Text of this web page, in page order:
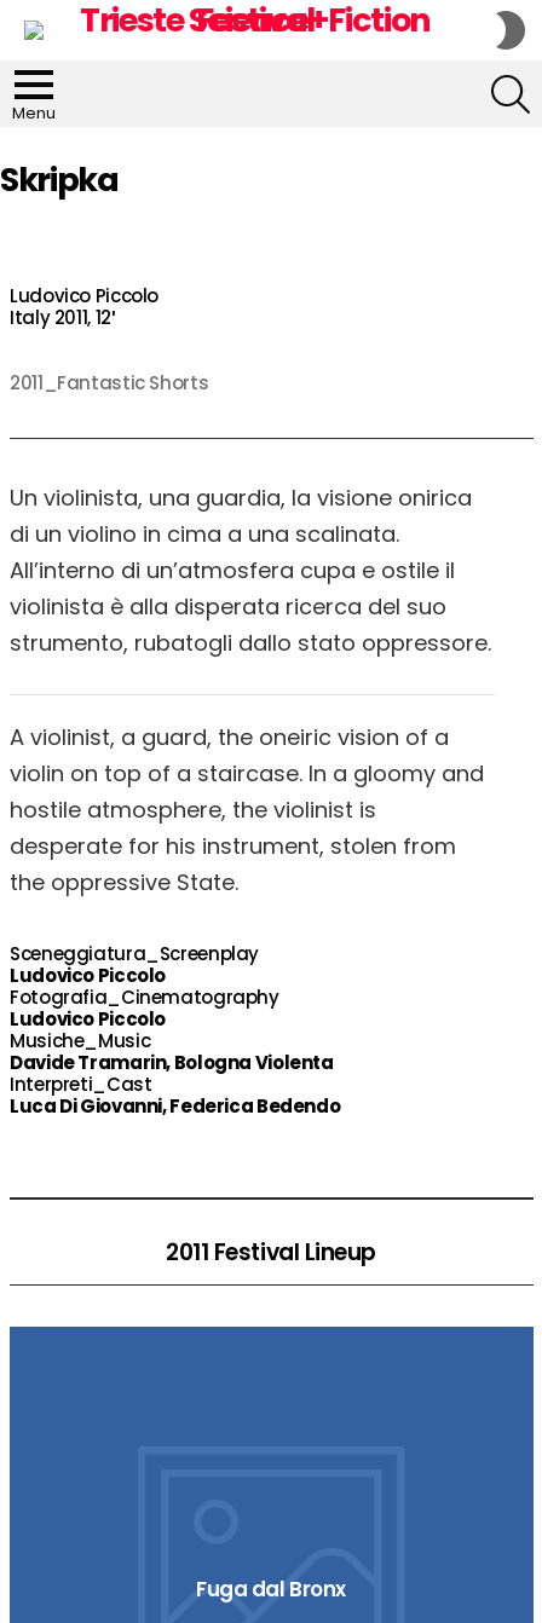
Menu
Skripka
Ludovico Piccolo
Italy 2011, 12′
2011_Fantastic Shorts
Un violinista, una guardia, la visione onirica
di un violino in cima a una scalinata.
All’interno di un’atmosfera cupa e ostile il
violinista è alla disperata ricerca del suo
strumento, rubatogli dallo stato oppressore.
A violinist, a guard, the oneiric vision of a
violin on top of a staircase. In a gloomy and
hostile atmosphere, the violinist is
desperate for his instrument, stolen from
the oppressive State.
Sceneggiatura_Screenplay
Ludovico Piccolo
Fotografia_Cinematography
Ludovico Piccolo
Musiche_Music
Davide Tramarin, Bologna Violenta
Interpreti_Cast
Luca Di Giovanni, Federica Bedendo
2011 Festival Lineup
Fuga dal Bronx